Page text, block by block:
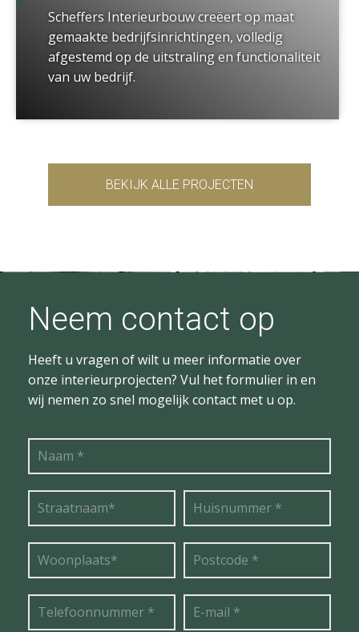
Scheffers Interieurbouw creëert op maat
gemaakte bedrijfsinrichtingen, volledig
afgestemd op de uitstraling en functionaliteit
van uw bedrijf.
BEKIJK ALLE PROJECTEN
Neem contact op
Heeft u vragen of wilt u meer informatie over
onze interieurprojecten? Vul het formulier in en
wij nemen zo snel mogelijk contact met u op.